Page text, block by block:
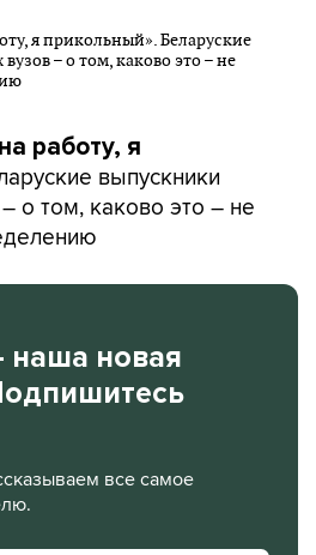
работу, я
выпускники
о том, каково это – не
наша новая
все самое